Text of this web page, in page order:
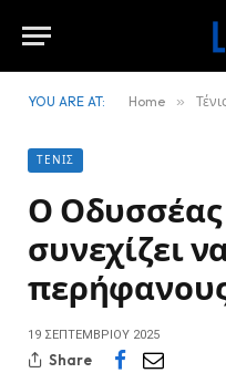
YOU ARE AT: Home »
ΤΈΝΙΣ
Ο Οδυσσέας
συνεχίζει
19 ΣΕΠΤΕΜΒΡΊΟΥ 2025
Share